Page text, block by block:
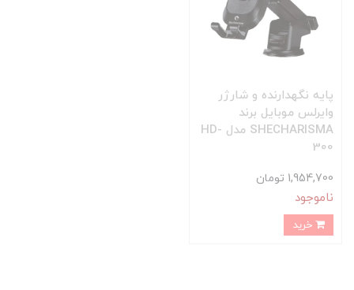
پایه نگهدارنده و شارژر
وایرلس موبایل برند
SHECHARISMA مدل HD-
300
1,954,700 تومان
ناموجود